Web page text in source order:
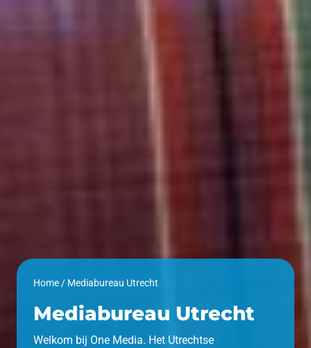
Home / Mediabureau Utrecht
Mediabureau Utrecht
Welkom bij One Media. Het Utrechtse